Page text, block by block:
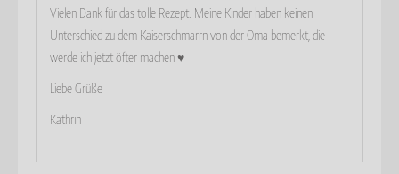
Vielen Dank für das tolle Rezept. Meine Kinder haben keinen
Unterschied zu dem Kaiserschmarrn von der Oma bemerkt, die
werde ich jetzt öfter machen ♥
Liebe Grüße
Kathrin